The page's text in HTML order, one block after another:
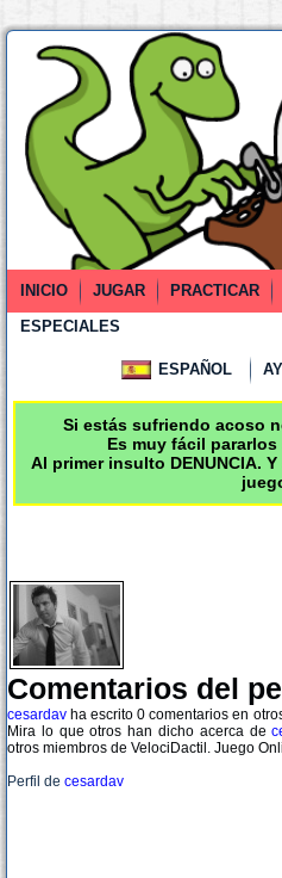
INICIO JUGAR PRACTICAR
ESPECIALES
ESPAÑOL
Si estás sufriendo acoso
Es muy fácil
Al primer insulto DENUNCIA.
Comentarios del
cesardav ha escrito 0 comentarios en
Mira lo que otros han dicho acerca de
otros miembros de VelociDactil. Juego
Perfil de cesardav